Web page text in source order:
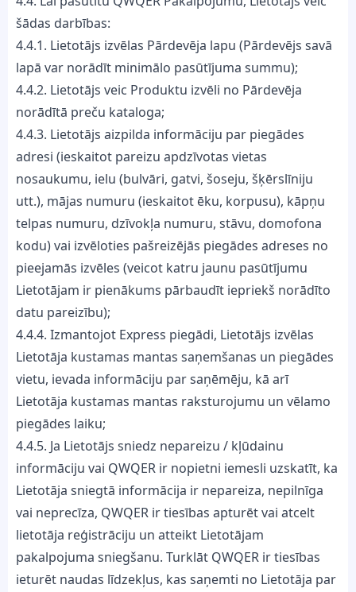
šādas darbības:
4.4.1. Lietotājs izvēlas Pārdevēja lapu (Pārdevējs savā
lapā var norādīt minimālo pasūtījuma summu);
4.4.2. Lietotājs veic Produktu izvēli no Pārdevēja
norādītā preču kataloga;
4.4.3. Lietotājs aizpilda informāciju par piegādes
adresi (ieskaitot pareizu apdzīvotas vietas
nosaukumu, ielu (bulvāri, gatvi, šoseju, šķērslīniju
utt.), mājas numuru (ieskaitot ēku, korpusu), kāpņu
telpas numuru, dzīvokļa numuru, stāvu, domofona
kodu) vai izvēloties pašreizējās piegādes adreses no
pieejamās izvēles (veicot katru jaunu pasūtījumu
Lietotājam ir pienākums pārbaudīt iepriekš norādīto
datu pareizību);
4.4.4. Izmantojot Express piegādi, Lietotājs izvēlas
Lietotāja kustamas mantas saņemšanas un piegādes
vietu, ievada informāciju par saņēmēju, kā arī
Lietotāja kustamas mantas raksturojumu un vēlamo
piegādes laiku;
4.4.5. Ja Lietotājs sniedz nepareizu / kļūdainu
informāciju vai QWQER ir nopietni iemesli uzskatīt, ka
Lietotāja sniegtā informācija ir nepareiza, nepilnīga
vai neprecīza, QWQER ir tiesības apturēt vai atcelt
lietotāja reģistrāciju un atteikt Lietotājam
pakalpojuma sniegšanu. Turklāt QWQER ir tiesības
ieturēt naudas līdzekļus, kas saņemti no Lietotāja par